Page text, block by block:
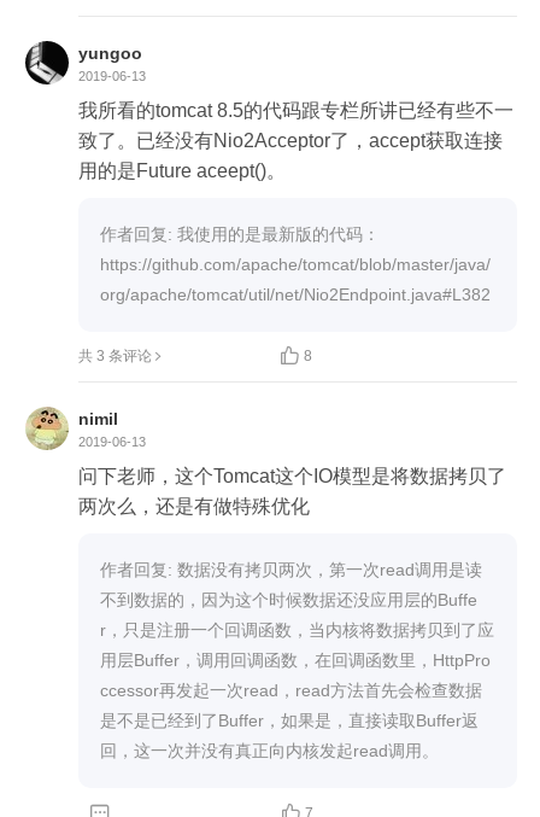
收到客户端的I/O请求时，向操作系统发送read请求
要求操作系统将客户端发送的数据（前台的入参信
息）从内核拷贝到用户空间。因为tcp/ip层在应用层
下面，那么从网卡解析数据到内核这个过程是不是
了，而不是在tomcat发送read请求时再去从网卡解
yungoo
2019-06-13
我所看的tomcat 8.5的代码跟专栏所讲已经有些不一
致了。已经没有Nio2Acceptor了，accept获取连接
用的是Future aceept()。
作者回复: 我使用的是最新版的代码：
https://github.com/apache/tomcat/blob/master/java/
org/apache/tomcat/util/net/Nio2Endpoint.java#L382
共 3 条评论  8
nimil
2019-06-13
问下老师，这个Tomcat这个IO模型是将数据拷贝了
两次么，还是有做特殊优化
作者回复: 数据没有拷贝两次，第一次read调用是读
不到数据的，因为这个时候数据还没应用层的Buffe
r，只是注册一个回调函数，当内核将数据拷贝到了应
用层Buffer，调用回调函数，在回调函数里，HttpPro
ccessor再发起一次read，read方法首先会检查数据
是不是已经到了Buffer，如果是，直接读取Buffer返
回，这一次并没有真正向内核发起read调用。
 7